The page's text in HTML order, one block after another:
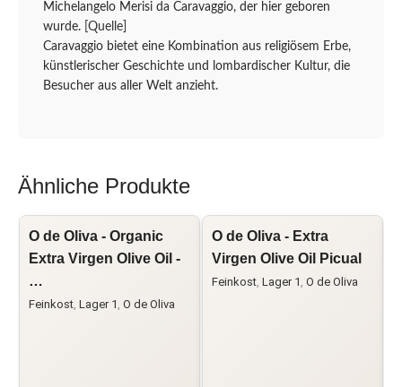
Michelangelo Merisi da Caravaggio, der hier geboren
wurde. [Quelle]
Caravaggio bietet eine Kombination aus religiösem Erbe,
künstlerischer Geschichte und lombardischer Kultur, die
Besucher aus aller Welt anzieht.
Ähnliche Produkte
O de Oliva - Organic
Extra Virgen Olive Oil -
…
Feinkost, Lager 1 , O de Oliva
O de Oliva - Extra
Virgen Olive Oil Picual
Feinkost, Lager 1 , O de Oliva